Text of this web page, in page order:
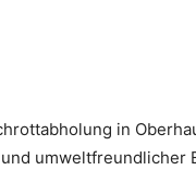
in
umweltfreundlicher